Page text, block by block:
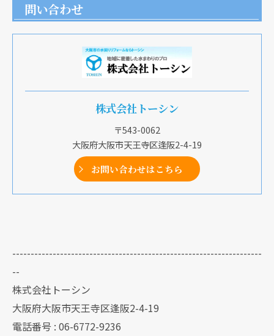
問い合わせ
株式会社トーシン
〒543-0062
大阪府大阪市天王寺区逢阪2-4-19
お問い合わせはこちら
--------------------------------------------------------------------
--
株式会社トーシン
大阪府大阪市天王寺区逢阪2-4-19
電話番号 : 06-6772-9236